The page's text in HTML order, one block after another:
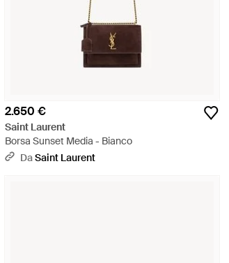
2.650 €
Saint Laurent
Borsa Sunset Media - Bianco
DaSaint Laurent